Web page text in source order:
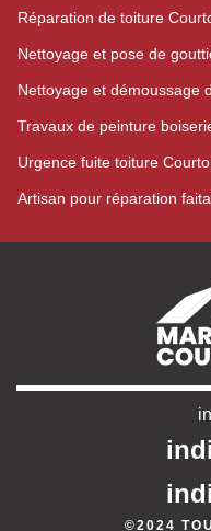
Réparation de toiture
Nettoyage et pose de
Nettoyage et démoussage
Travaux de peinture
Urgence fuite toiture
Artisan pour réparation
©2024